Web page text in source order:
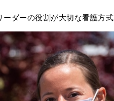
ーダーの役割が大切な看護方式